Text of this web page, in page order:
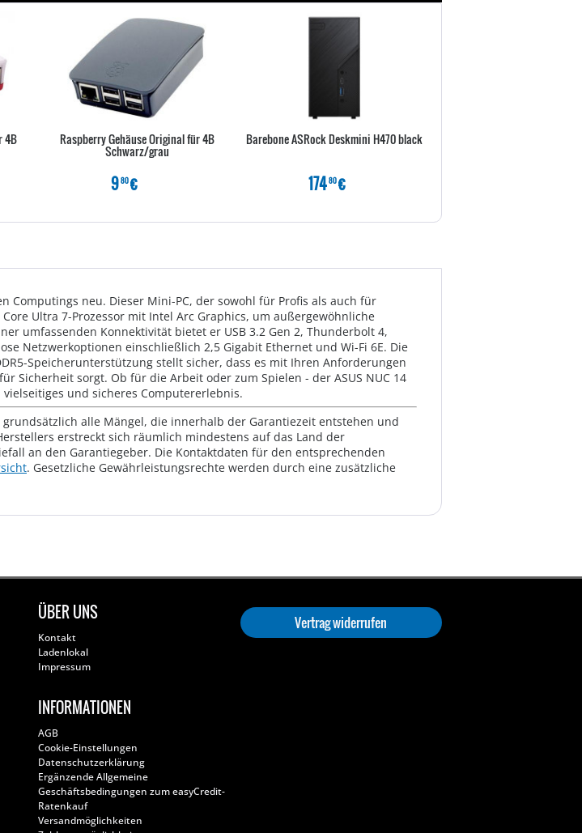
4B Raspberry Gehäuse Original für 4B
Schwarz/grau
980€
Barebone ASRock Deskmini H470 black
17480€
Computings neu. Dieser Mini-PC, der sowohl für Profis als auch für
Ultra 7-Prozessor mit Intel Arc Graphics, um außergewöhnliche
umfassenden Konnektivität bietet er USB 3.2 Gen 2, Thunderbolt 4,
Netzwerkoptionen einschließlich 2,5 Gigabit Ethernet und Wi-Fi 6E. Die
Speicherunterstützung stellt sicher, dass es mit Ihren Anforderungen
Sicherheit sorgt. Ob für die Arbeit oder zum Spielen - der ASUS NUC 14
und sicheres Computererlebnis.
alle Mängel, die innerhalb der Garantiezeit entstehen und
erstreckt sich räumlich mindestens auf das Land der
an den Garantiegeber. Die Kontaktdaten für den entsprechenden
. Gesetzliche Gewährleistungsrechte werden durch eine zusätzliche
ÜBER UNS
Kontakt
Ladenlokal
Impressum
INFORMATIONEN
AGB
Cookie-Einstellungen
Datenschutzerklärung
Ergänzende Allgemeine
Geschäftsbedingungen zum easyCredit-
Ratenkauf
Versandmöglichkeiten
Vertrag widerrufen